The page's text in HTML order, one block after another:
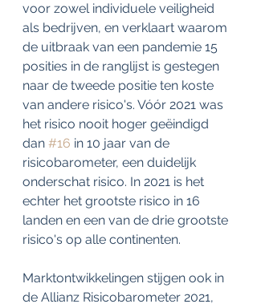
voor zowel individuele veiligheid
als bedrijven, en verklaart waarom
de uitbraak van een pandemie 15
posities in de ranglijst is gestegen
naar de tweede positie ten koste
van andere risico's. Vóór 2021 was
het risico nooit hoger geëindigd
dan #16 in 10 jaar van de
risicobarometer, een duidelijk
onderschat risico. In 2021 is het
echter het grootste risico in 16
landen en een van de drie grootste
risico's op alle continenten.
Marktontwikkelingen stijgen ook in
de Allianz Risicobarometer 2021,